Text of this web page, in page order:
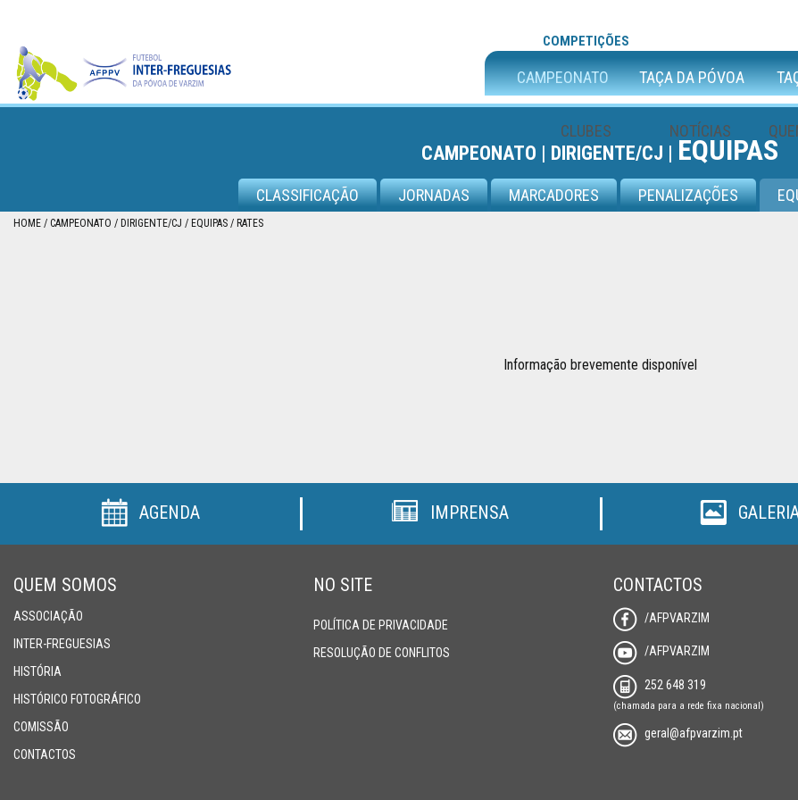
COMPETIÇÕES
CAMPEONATO TAÇA DA PÓVOA
CLUBES NOTÍCIAS
TAÇA
CLUBES
QUEM
SOMOS
CAMPEONATO | DIRIGENTE/CJ | EQUIPAS
CLASSIFICAÇÃO JORNADAS MARCADORES PENALIZAÇÕES
HOME CAMPEONATO DIRIGENTE/CJ EQUIPAS RATES
Informação brevemente disponível
AGENDA IMPRENSA
QUEM SOMOS
ASSOCIAÇÃO
INTER-FREGUESIAS
HISTÓRIA
HISTÓRICO FOTOGRÁFICO
COMISSÃO
CONTACTOS
NO SITE
POLÍTICA DE PRIVACIDADE
RESOLUÇÃO DE CONFLITOS
CONTACTOS
/AFPVARZIM
/AFPVARZIM
252 648 319
(chamada para a rede fixa nacional)
geral@afpvarzim.pt